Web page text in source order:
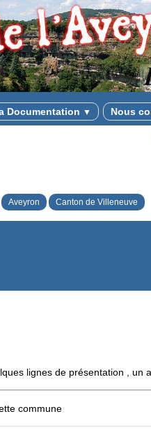
Documentation ▼ Nous
Aveyron Canton de Villeneuve
lignes de présentation , un
commune